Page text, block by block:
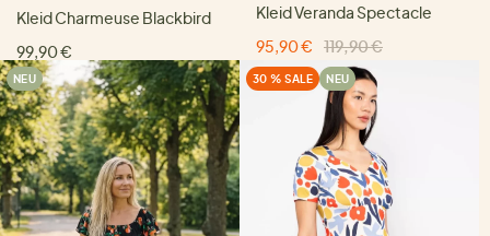
Kleid Charmeuse Blackbird
99,90 €
Kleid Veranda Spectacle
95,90 €
119,90 €
NEU 30 % SALE NEU